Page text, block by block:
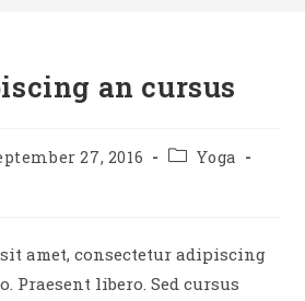
an cursus
27, 2016
PostYoga
amet, consectetur adipiscing
Praesent libero. Sed cursus